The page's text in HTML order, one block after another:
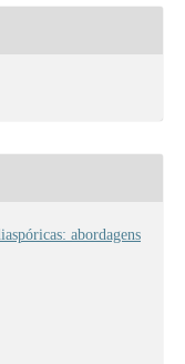
abordagens